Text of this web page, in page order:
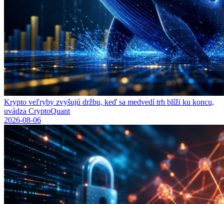
Krypto veľryby zvyšujú držbu, keď sa medvedí trh blíži ku koncu,
uvádza CryptoQuant
2026-08-06